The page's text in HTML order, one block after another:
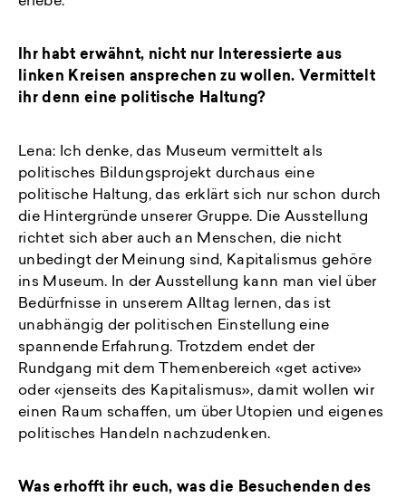
Ihr habt erwähnt, nicht nur Interessierte aus
linken Kreisen ansprechen zu wollen. Vermittelt
ihr denn eine politische Haltung?
Lena: Ich denke, das Museum vermittelt als
politisches Bildungsprojekt durchaus eine
politische Haltung, das erklärt sich nur schon durch
die Hintergründe unserer Gruppe. Die Ausstellung
richtet sich aber auch an Menschen, die nicht
unbedingt der Meinung sind, Kapitalismus gehöre
ins Museum. In der Ausstellung kann man viel über
Bedürfnisse in unserem Alltag lernen, das ist
unabhängig der politischen Einstellung eine
spannende Erfahrung. Trotzdem endet der
Rundgang mit dem Themenbereich «get active»
oder «jenseits des Kapitalismus», damit wollen wir
einen Raum schaffen, um über Utopien und eigenes
politisches Handeln nachzudenken.
Was erhofft ihr euch, was die Besuchenden des